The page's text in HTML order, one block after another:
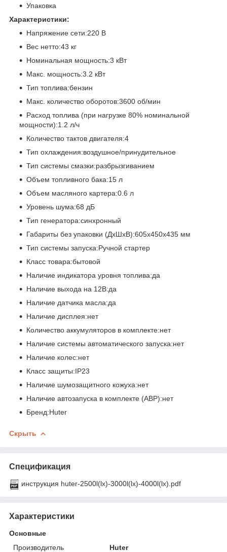
Упаковка
Характеристики:
Напряжение сети:220 В
Вес нетто:43 кг
Номинальная мощность:3 кВт
Макс. мощность:3.2 кВт
Тип топлива:бензин
Макс. количество оборотов:3600 об/мин
Расход топлива (при нагрузке 80% номинальной
мощности):1.2 л/ч
Количество тактов двигателя:4
Тип охлаждения:воздушное/принудительное
Тип системы смазки:разбрызгиванием
Объем топливного бака:15 л
Объем масляного картера:0.6 л
Уровень шума:68 дБ
Тип генератора:синхронный
Габариты без упаковки (ДxШxВ):605x450x435 мм
Тип системы запуска:Ручной стартер
Класс товара:бытовой
Наличие индикатора уровня топлива:да
Наличие выхода на 12В:да
Наличие датчика масла:да
Наличие дисплея:нет
Количество аккумуляторов в комплекте:нет
Наличие системы автоматического запуска:нет
Наличие колес:нет
Класс защиты:IP23
Наличие шумозащитного кожуха:нет
Наличие автозапуска в комплекте (АВР):нет
Бренд:Huter
Скрыть
Спецификация
инструкция huter-2500l(lx)-3000l(lx)-4000l(lx).pdf
Характеристики
Основные
Производитель
Huter